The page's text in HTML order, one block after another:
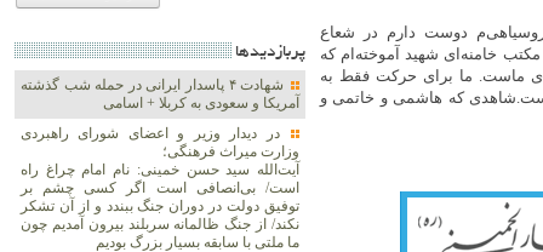
دوست دارم در شعاع
خامنه‌ای شهید آموخته‌ام که
ماست. ما برای حرکت فقط به
که هاشمی و خاتمی و
پربازديدها
شهادت ۴ پاسدار ایرانی در حمله شب گذشته
آمریکا و سعودی به کربلا + اسامی
در دیدار وزیر و اعضای شورای راهبردی
وزارت‌ میراث فرهنگی؛
آیت‌الله سید حسن خمینی: نام امام چراغ راه
است/ بی‌انصافی است‌ اگر کسی چشم بر
توفیق دولت‌ در دوران جنگ ببندد و از آن تشکر
نکند/ از جنگ ظالمانه سربلند بیرون آمدیم چون
ما ملتی با سابقه بسیار بزرگ بودیم